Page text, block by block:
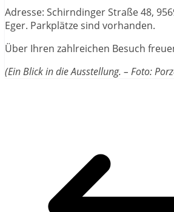
Adresse: Schirndinger Straße 48,
Eger. Parkplätze sind vorhanden.
Über Ihren zahlreichen Besuch
(Ein Blick in die Ausstellung. – Foto: